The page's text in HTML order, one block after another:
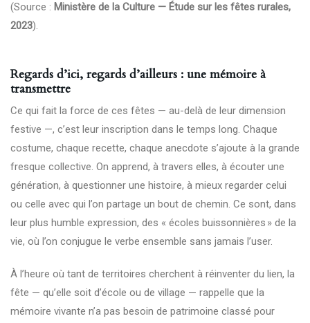
(Source : Ministère de la Culture — Étude sur les fêtes rurales,
2023).
Regards d’ici, regards d’ailleurs : une mémoire à
transmettre
Ce qui fait la force de ces fêtes — au-delà de leur dimension
festive —, c’est leur inscription dans le temps long. Chaque
costume, chaque recette, chaque anecdote s’ajoute à la grande
fresque collective. On apprend, à travers elles, à écouter une
génération, à questionner une histoire, à mieux regarder celui
ou celle avec qui l’on partage un bout de chemin. Ce sont, dans
leur plus humble expression, des « écoles buissonnières » de la
vie, où l’on conjugue le verbe ensemble sans jamais l’user.
À l’heure où tant de territoires cherchent à réinventer du lien, la
fête — qu’elle soit d’école ou de village — rappelle que la
mémoire vivante n’a pas besoin de patrimoine classé pour